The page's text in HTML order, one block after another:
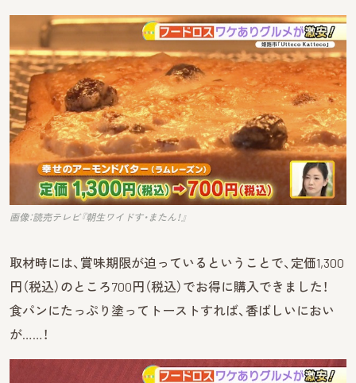
画像：読売テレビ『朝生ワイドす・またん！』
取材時には、賞味期限が迫っているということで、定価1,300
円（税込）のところ700円（税込）でお得に購入できました！
食パンにたっぷり塗ってトーストすれば、香ばしいにおい
が……！